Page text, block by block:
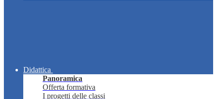
Didattica
Panoramica
Offerta formativa
I progetti delle classi